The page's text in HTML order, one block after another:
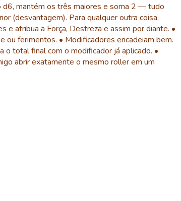
d6, mantém os três maiores e soma 2 — tudo
(desvantagem). Para qualquer outra coisa,
atribua a Força, Destreza e assim por diante. •
ferimentos. • Modificadores encadeiam bem.
total final com o modificador já aplicado. •
abrir exatamente o mesmo roller em um